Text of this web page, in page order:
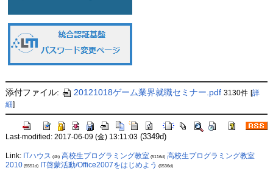
添付ファイル: 20121018ゲーム業界就職セミナー.pdf 3130件 [詳
細
Last-modified: 2017-06-09 (金) 13:11:03(3349d)
Link: ITハウス (4h) 高校生プログラミング教室 (5116d) 高校生プログラミング教室
2010(5551d) IT啓蒙活動/Office2007をはじめよう (6536d)